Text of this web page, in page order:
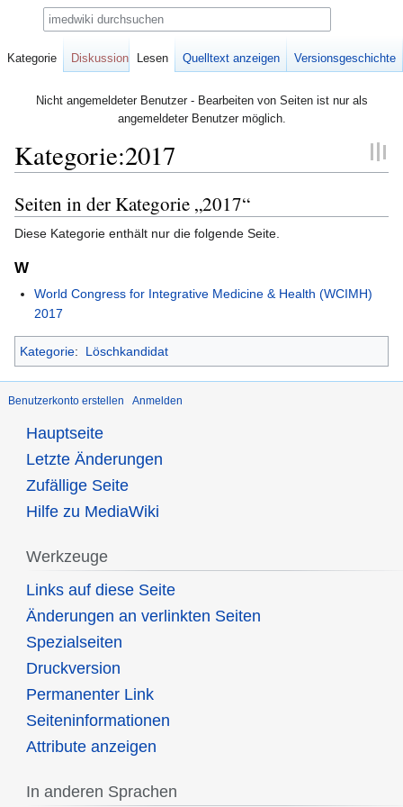
Nicht angemeldeter Benutzer - Bearbeiten von Seiten ist nur als
angemeldeter Benutzer möglich.
Kategorie:2017
Zur
Navigation
springen
Zur
Suche
springen
Seiten in der Kategorie „2017“
Diese Kategorie enthält nur die folgende Seite.
W
World Congress for Integrative Medicine & Health (WCIMH)
2017
Kategorie: Löschkandidat
Benutzerkonto erstellen Anmelden
Kategorie Diskussion Lesen Quelltext anzeigen Versionsgeschichte
Suche
Hauptseite
Letzte Änderungen
Zufällige Seite
Hilfe zu MediaWiki
Werkzeuge
Links auf diese Seite
Änderungen an verlinkten Seiten
Spezialseiten
Druckversion
Permanenter Link
Seiten­informationen
Attribute anzeigen
In anderen Sprachen